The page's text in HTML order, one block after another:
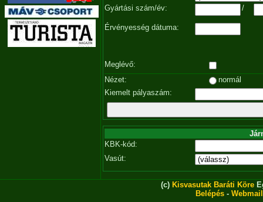
Gyártási szám/év:
/
Érvényesség dátuma:
Meglévő:
Nézet:
normál
Kiemelt pályaszám:
KBK-kód:
Vasút:
(c) Kisvasutak Baráti Köre
Belépés - Webmail